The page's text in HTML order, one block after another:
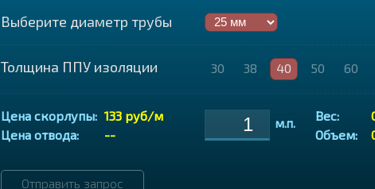
Выберите диаметр трубы
Толщина ППУ изоляции 30 38 40 50 60
Цена скорлупы: 133 руб/м
Цена отвода:
--
Вес:
Объем: